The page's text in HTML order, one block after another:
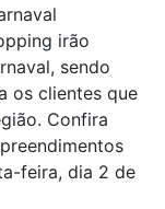
irão
sendo
os clientes que
Confira
feira, dia 2 de